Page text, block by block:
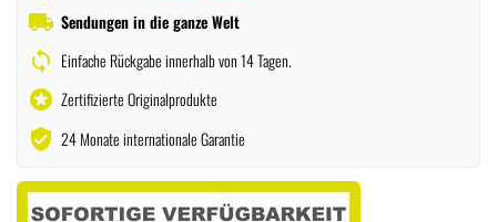
local_shipping Sendungen in die ganze Welt
sync Einfache Rückgabe innerhalb von 14 Tagen.
stars Zertifizierte Originalprodukte
verified_user 24 Monate internationale Garantie